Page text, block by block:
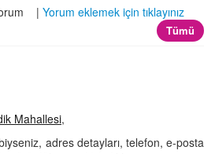
| Yorum eklemek için tıklayınız
Tümü
Mahallesi,
adres detayları, telefon, e-posta